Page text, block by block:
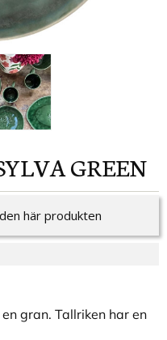
GREEN
här produkten
gran. Tallriken har en